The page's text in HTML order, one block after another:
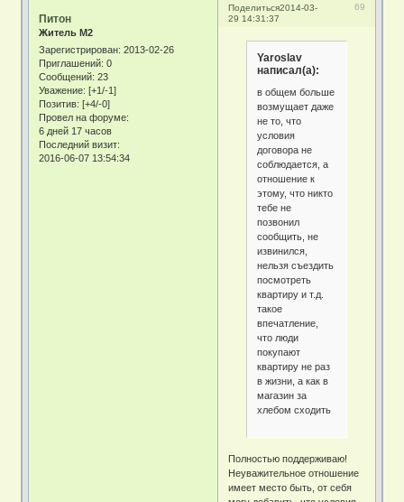
Поделиться 69
2014-03-
29 14:31:37
Питон
Житель М2
Зарегистрирован: 2013-02-26
Приглашений: 0
Сообщений: 23
Уважение: [+1/-1]
Позитив: [+4/-0]
Провел на форуме:
6 дней 17 часов
Последний визит:
2016-06-07 13:54:34
Yaroslav
написал(а):
в общем больше
возмущает даже
не то, что
условия
договора не
соблюдается, а
отношение к
этому, что никто
тебе не
позвонил
сообщить, не
извинился,
нельзя съездить
посмотреть
квартиру и т.д.
такое
впечатление,
что люди
покупают
квартиру не раз
в жизни, а как в
магазин за
хлебом сходить
Полностью поддерживаю!
Неуважительное отношение
имеет место быть, от себя